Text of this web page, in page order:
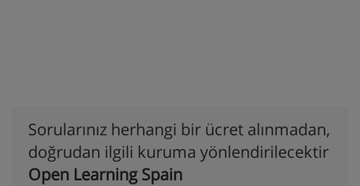
Sorularınız herhangi bir ücret alınmadan,
doğrudan ilgili kuruma yönlendirilecektir
Open Learning Spain